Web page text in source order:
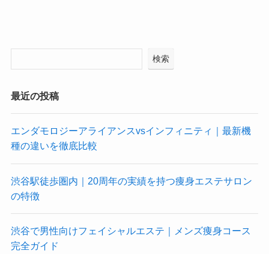
検索
最近の投稿
エンダモロジーアライアンスvsインフィニティ｜最新機
種の違いを徹底比較
渋谷駅徒歩圏内｜20周年の実績を持つ痩身エステサロン
の特徴
渋谷で男性向けフェイシャルエステ｜メンズ痩身コース
完全ガイド